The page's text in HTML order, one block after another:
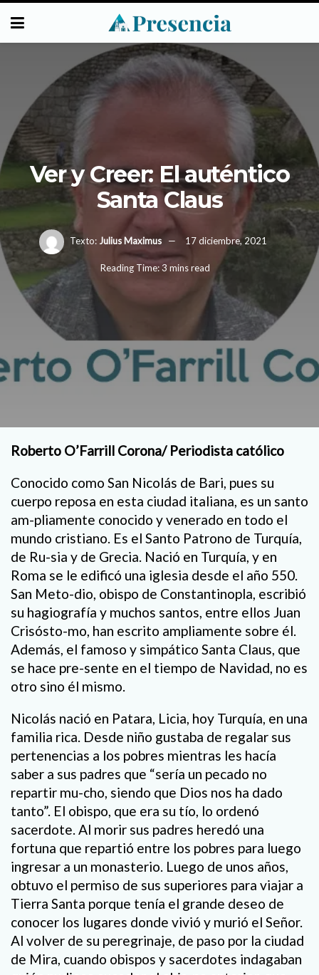
Ver y Creer: El auténtico
Santa Claus
Texto: Julius Maximus 17 diciembre, 2021
Reading Time: 3 mins read
Roberto O’Farrill Corona/ Periodista católico
Conocido como San Nicolás de Bari, pues su
cuerpo reposa en esta ciudad italiana, es un santo
am-pliamente conocido y venerado en todo el
mundo cristiano. Es el Santo Patrono de Turquía,
de Ru-sia y de Grecia. Nació en Turquía, y en
Roma se le edificó una iglesia desde el año 550.
San Meto-dio, obispo de Constantinopla, escribió
su hagiografía y muchos santos, entre ellos Juan
Crisósto-mo, han escrito ampliamente sobre él.
Además, el famoso y simpático Santa Claus, que
se hace pre-sente en el tiempo de Navidad, no es
otro sino él mismo.
Nicolás nació en Patara, Licia, hoy Turquía, en una
familia rica. Desde niño gustaba de regalar sus
pertenencias a los pobres mientras les hacía
saber a sus padres que “sería un pecado no
repartir mu-cho, siendo que Dios nos ha dado
tanto”. El obispo, que era su tío, lo ordenó
sacerdote. Al morir sus padres heredó una
fortuna que repartió entre los pobres para luego
ingresar a un monasterio. Luego de unos años,
obtuvo el permiso de sus superiores para viajar a
Tierra Santa porque tenía el grande deseo de
conocer los lugares donde vivió y murió el Señor.
Al volver de su peregrinaje, de paso por la ciudad
de Mira, cuando obispos y sacerdotes indagaban